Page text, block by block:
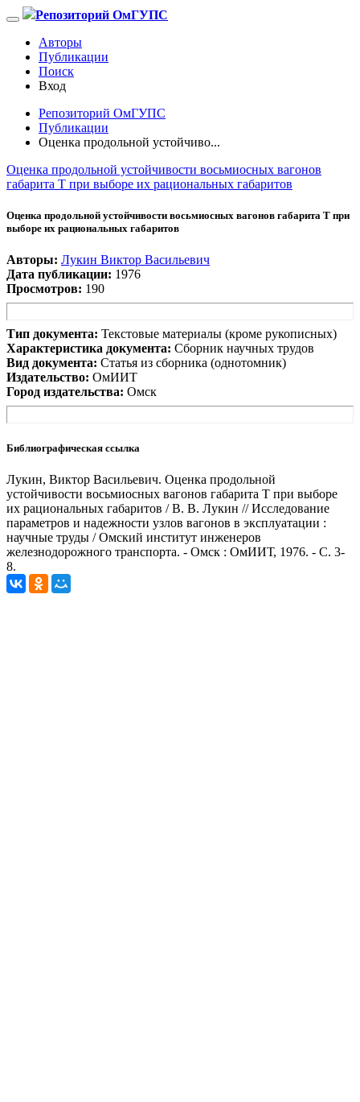
Репозиторий ОмГУПС
Авторы
Публикации
Поиск
Вход
Репозиторий ОмГУПС
Публикации
Оценка продольной устойчиво...
Оценка продольной устойчивости восьмиосных вагонов
габарита Т при выборе их рациональных габаритов
Оценка продольной устойчивости восьмиосных вагонов габарита Т при
выборе их рациональных габаритов
Авторы: Лукин Виктор Васильевич
Дата публикации: 1976
Просмотров: 190
Тип документа: Текстовые материалы (кроме рукописных)
Характеристика документа: Сборник научных трудов
Вид документа: Статья из сборника (однотомник)
Издательство: ОмИИТ
Город издательства: Омск
Библиографическая ссылка
Лукин, Виктор Васильевич. Оценка продольной
устойчивости восьмиосных вагонов габарита Т при выборе
их рациональных габаритов / В. В. Лукин // Исследование
параметров и надежности узлов вагонов в эксплуатации :
научные труды / Омский институт инженеров
железнодорожного транспорта. - Омск : ОмИИТ, 1976. - С. 3-
8.